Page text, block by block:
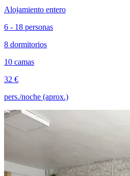
Alojamiento entero
6 - 18 personas
8 dormitorios
10 camas
32 €
pers./noche (aprox.)